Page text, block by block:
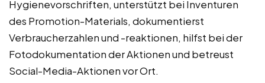
Hygienevorschriften, unterstützt bei Inventuren
des Promotion-Materials, dokumentierst
Verbraucherzahlen und -reaktionen, hilfst bei der
Fotodokumentation der Aktionen und betreust
Social-Media-Aktionen vor Ort.